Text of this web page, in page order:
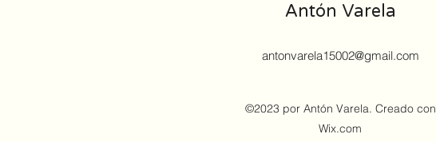
Antón Varela
antonvarela15002@gmail.com
©2023 por Antón Varela. Creado con
Wix.com